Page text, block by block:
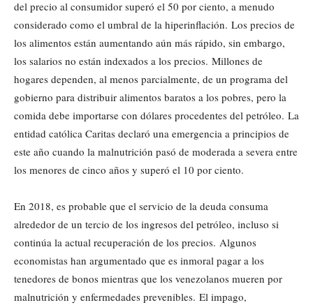
del precio al consumidor superó el 50 por ciento, a menudo
considerado como el umbral de la hiperinflación. Los precios de
los alimentos están aumentando aún más rápido, sin embargo,
los salarios no están indexados a los precios. Millones de
hogares dependen, al menos parcialmente, de un programa del
gobierno para distribuir alimentos baratos a los pobres, pero la
comida debe importarse con dólares procedentes del petróleo. La
entidad católica Caritas declaró una emergencia a principios de
este año cuando la malnutrición pasó de moderada a severa entre
los menores de cinco años y superó el 10 por ciento.
En 2018, es probable que el servicio de la deuda consuma
alrededor de un tercio de los ingresos del petróleo, incluso si
continúa la actual recuperación de los precios. Algunos
economistas han argumentado que es inmoral pagar a los
tenedores de bonos mientras que los venezolanos mueren por
malnutrición y enfermedades prevenibles. El impago,